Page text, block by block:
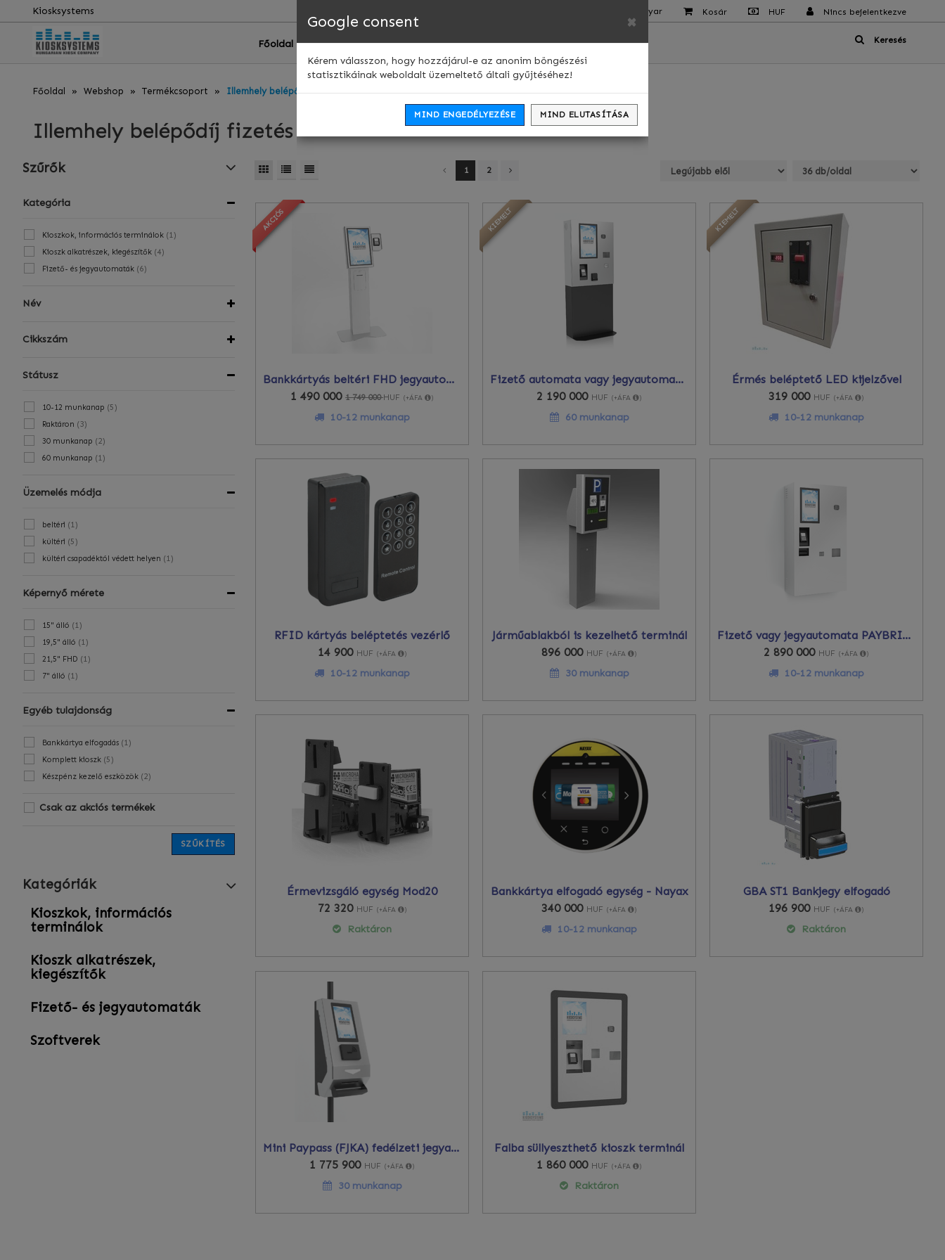
Kiosksystems Nyelv: Magyar Kosár HUF Nincs bejelentkezve
Főoldal Webshop Kapcsolat Keresés
Főoldal Webshop Termékcsoport Illemhely belépődíj fizetés
Illemhely belépődíj fizetés
Szűrők
Kategória
Kioszkok, információs terminálok (1)
Kioszk alkatrészek, kiegészítők (4)
Fizető- és jegyautomaták (6)
Név
Cikkszám
Státusz
10-12 munkanap (5)
Raktáron (3)
30 munkanap (2)
60 munkanap (1)
Üzemelés módja
beltéri (1)
kültéri (5)
kültéri csapadéktól védett helyen (1)
Képernyő mérete
15" álló (1)
19,5" álló (1)
21,5" FHD (1)
7" álló (1)
Egyéb tulajdonság
Bankkártya elfogadás (1)
Komplett kioszk (5)
Készpénz kezelő eszközök (2)
Csak az akciós termékek
SZŰKÍTÉS
Kategóriák
Kioszkok, információs
terminálok
Kioszk alkatrészek,
kiegészítők
Fizető- és jegyautomaták
Szoftverek
1 2
KIEMELT
AKCIÓS
Bankkártyás beltéri FHD jegyautomata
1 490 0001 749 000HUF (+ÁFA )
10-12 munkanap
KIEMELT
Fizető automata vagy jegyautomata - PAYCUBE
2 190 000 HUF (+ÁFA )
60 munkanap
KIEMELT
Érmés beléptető LED kijelzővel
319 000 HUF (+ÁFA )
10-12 munkanap
RFID kártyás beléptetés vezérlő
14 900 HUF (+ÁFA )
10-12 munkanap
Járműablakból is kezelhető terminál
896 000 HUF (+ÁFA )
30 munkanap
Fizető vagy jegyautomata PAYBRICK
2 890 000 HUF (+ÁFA )
10-12 munkanap
Érmevizsgáló egység Mod20
72 320 HUF (+ÁFA )
Raktáron
Bankkártya elfogadó egység - Nayax
340 000 HUF (+ÁFA )
10-12 munkanap
GBA ST1 Bankjegy elfogadó
196 900 HUF (+ÁFA )
Raktáron
Mini Paypass (FJKA) fedélzeti jegyautomata
1 775 900 HUF (+ÁFA )
30 munkanap
Falba süllyeszthető kioszk terminál
1 860 000 HUF (+ÁFA )
Raktáron
×
Google consent
Kérem válasszon, hogy hozzájárul-e az anonim böngészési
statisztikáinak weboldalt üzemeltető általi gyűjtéséhez!
MIND ENGEDÉLYEZÉSE MIND ELUTASÍTÁSA